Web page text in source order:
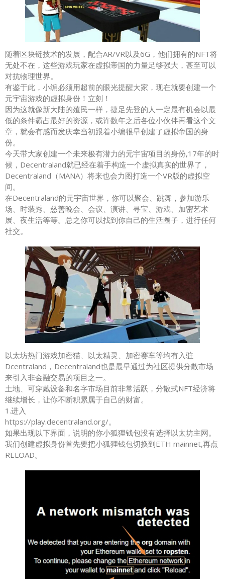
随着区块链技术的发展，配合AR/VR以及6G，他们拥有的NFT将
无处不在，这些游戏玩家在虚拟帝国的力量足够强大，甚至可以
对抗物理世界。
有鉴于此，小编必须用超前的眼光提醒大家，现在就要创建一个
元宇宙游戏的虚拟身份！立刻！
因为这就像新大陆的殖民一样，捷足先登的人一定最有机会以最
低的条件霸占最好的资源，或许数年之后各位小伙伴再看这个文
章，就会有感而发庆幸当初跟着小编很早创建了虚拟帝国的身
份。
今天带大家创建一个未来极有潜力的元宇宙项目的身份,17年的时
候，Decentraland就已经在着手构造一个虚拟真实的世界了，
Decentraland（MANA）将来也会力图打造一个VR版的虚拟空
间。
在Decentraland的元宇宙世界，你可以聚会、跳舞，参加游乐
场、时装秀、慈善晚会、会议、演讲、寻宝、游戏、加密艺术
展、夜生活等等。总之你可以找到你自己的生活圈子，进行任何
社交。
以太坊热门游戏加密猫、以太精灵、加密赛车等均有入驻
Dcentraland，Decentraland也是最早通过为社区提供分散市场
来引入非金融交易的项目之一。
土地、可穿戴设备和名字市场目前非常活跃，分散式NFT经济将
继续增长，让你不断积累属于自己的财富。
1.进入
https://play.decentraland.org/。
如果出现以下界面，说明的你小狐狸钱包没有选择以太坊主网。
我们创建虚拟身份首先要把小狐狸钱包切换到ETH mainnet,再点
RELOAD。